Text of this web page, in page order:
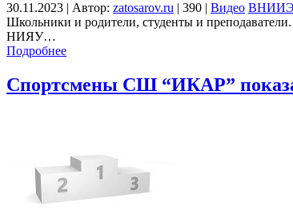
30.11.2023 | Автор: zatosarov.ru | 390 | Видео
Школьники и родители, студенты и
НИЯУ…
Подробнее
Спортсмены СШ “ИКАР”